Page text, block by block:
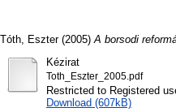
Tóth, Eszter(2005) A borsodi
Kézirat
Toth_Eszter_2005.pdf
Restricted to Registered
Download (607kB)